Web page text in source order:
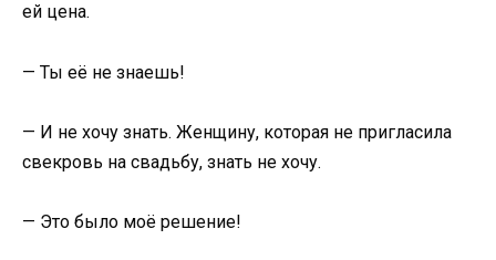
ей цена.
— Ты её не знаешь!
— И не хочу знать. Женщину, которая не пригласила
свекровь на свадьбу, знать не хочу.
— Это было моё решение!